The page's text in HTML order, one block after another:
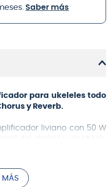
Saber más
para ukeleles todo
y Reverb.
liviano con 50 W
del ukelele y diseñado
era conectarlos a una
hecho para
MÁS